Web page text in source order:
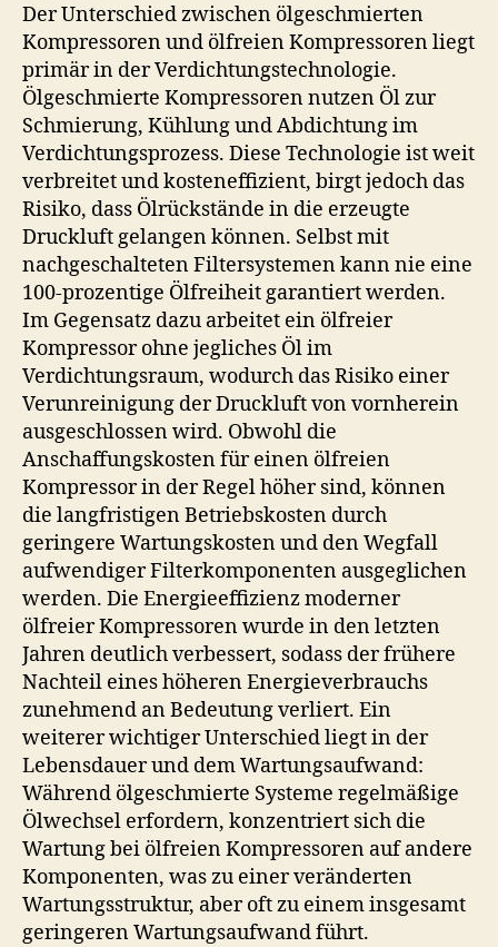
Der Unterschied zwischen ölgeschmierten
Kompressoren und ölfreien Kompressoren liegt
primär in der Verdichtungstechnologie.
Ölgeschmierte Kompressoren nutzen Öl zur
Schmierung, Kühlung und Abdichtung im
Verdichtungsprozess. Diese Technologie ist weit
verbreitet und kosteneffizient, birgt jedoch das
Risiko, dass Ölrückstände in die erzeugte
Druckluft gelangen können. Selbst mit
nachgeschalteten Filtersystemen kann nie eine
100-prozentige Ölfreiheit garantiert werden.
Im Gegensatz dazu arbeitet ein ölfreier
Kompressor ohne jegliches Öl im
Verdichtungsraum, wodurch das Risiko einer
Verunreinigung der Druckluft von vornherein
ausgeschlossen wird. Obwohl die
Anschaffungskosten für einen ölfreien
Kompressor in der Regel höher sind, können
die langfristigen Betriebskosten durch
geringere Wartungskosten und den Wegfall
aufwendiger Filterkomponenten ausgeglichen
werden. Die Energieeffizienz moderner
ölfreier Kompressoren wurde in den letzten
Jahren deutlich verbessert, sodass der frühere
Nachteil eines höheren Energieverbrauchs
zunehmend an Bedeutung verliert. Ein
weiterer wichtiger Unterschied liegt in der
Lebensdauer und dem Wartungsaufwand:
Während ölgeschmierte Systeme regelmäßige
Ölwechsel erfordern, konzentriert sich die
Wartung bei ölfreien Kompressoren auf andere
Komponenten, was zu einer veränderten
Wartungsstruktur, aber oft zu einem insgesamt
geringeren Wartungsaufwand führt.